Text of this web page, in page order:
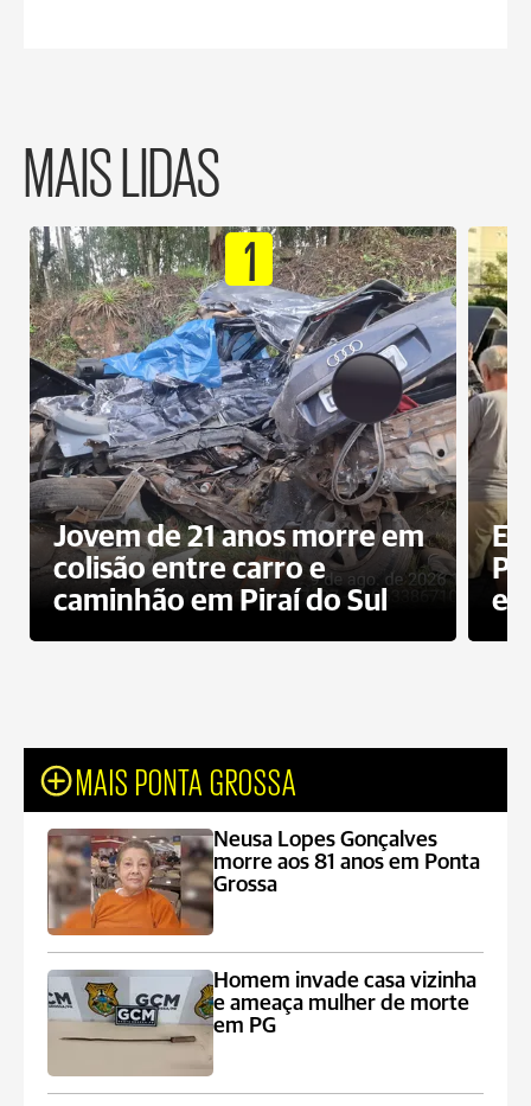
MAIS LIDAS
1
Jovem de 21 anos morre em
colisão entre carro e
caminhão em Piraí do Sul
MAIS PONTA GROSSA
Neusa Lopes Gonçalves
morre aos 81 anos em Ponta
Grossa
Homem invade casa vizinha
e ameaça mulher de morte
em PG